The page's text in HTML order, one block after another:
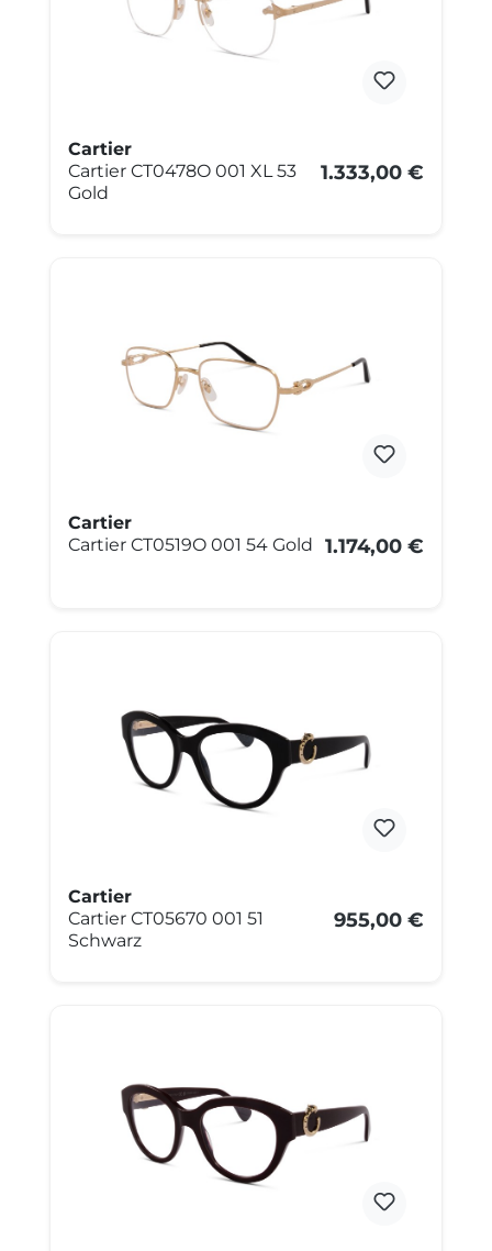
Cartier
Cartier CT0478O 001 XL 53
Gold
1.333,00 €
Cartier
Cartier CT0519O 001 54 Gold
1.174,00 €
Cartier
Cartier CT05670 001 51
Schwarz
955,00 €